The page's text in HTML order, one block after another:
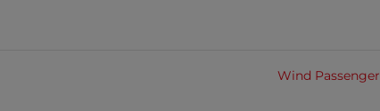
Wind Passenger